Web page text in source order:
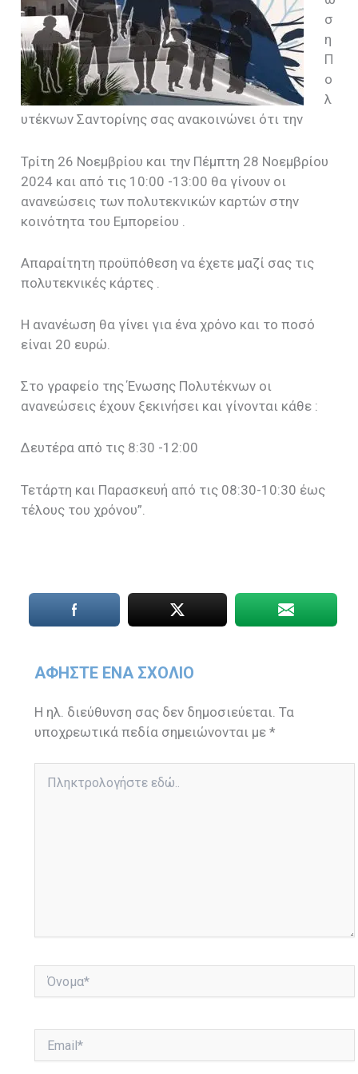
σ
η
Π
ο
λ
υτέκνων Σαντορίνης σας ανακοινώνει ότι την
Τρίτη 26 Νοεμβρίου και την Πέμπτη 28 Νοεμβρίου
2024 και από τις 10:00 -13:00 θα γίνουν οι
ανανεώσεις των πολυτεκνικών καρτών στην
κοινότητα του Εμπορείου .
Απαραίτητη προϋπόθεση να έχετε μαζί σας τις
πολυτεκνικές κάρτες .
Η ανανέωση θα γίνει για ένα χρόνο και το ποσό
είναι 20 ευρώ.
Στο γραφείο της Ένωσης Πολυτέκνων οι
ανανεώσεις έχουν ξεκινήσει και γίνονται κάθε :
Δευτέρα από τις 8:30 -12:00
Τετάρτη και Παρασκευή από τις 08:30-10:30 έως
τέλους του χρόνου”.
ΑΦΉΣΤΕ ΈΝΑ ΣΧΌΛΙΟ
Η ηλ. διεύθυνση σας δεν δημοσιεύεται. Τα
υποχρεωτικά πεδία σημειώνονται με*
εδώ..
Όνομα*